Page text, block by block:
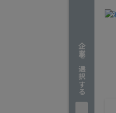
企業を選択する